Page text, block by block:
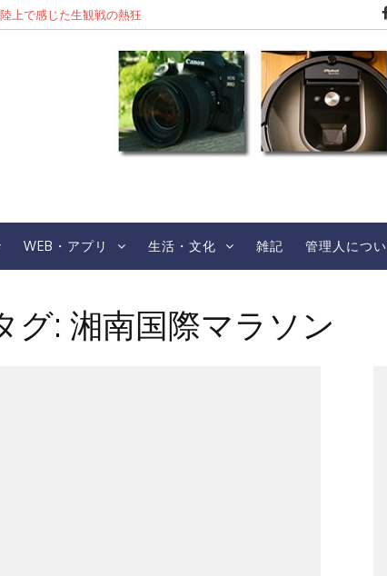
上で感じた生観戦の熱狂
WEB・アプリ 生活・文化 雑記 管理人につ
グ: 湘南国際マラソン